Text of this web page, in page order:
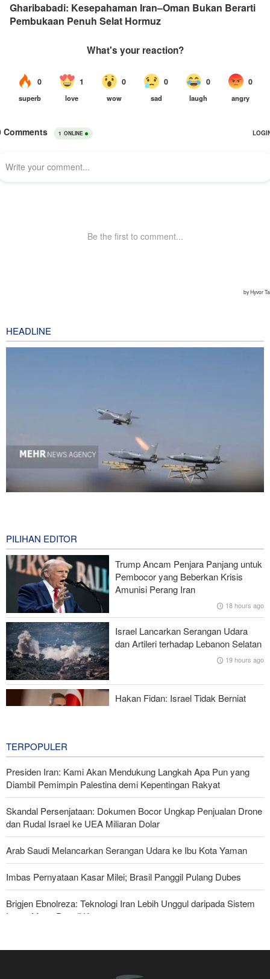
Gharibabadi: Kesepahaman Iran–Oman Bukan Berarti
Pembukaan Penuh Selat Hormuz
HEADLINE
Brigjen Akrami Nia: Artesh dalam Kondisi Siaga Penuh
Foreign Policy: Riyadh Terjepit di Antara Iran dan Ansarullah,
Kebijakan Ini Gagal
Brigjen Ebnolreza: Teknologi Iran Lebih Unggul daripada Sistem
Impor Mana Pun di Kawasan
Mengapa AS Nyaris Kehabisan Senjata dalam perang melawan
Iran?
PILIHAN EDITOR
Trump Ancam Penjara Panjang untuk
Pembocor yang Beberkan Krisis
Amunisi Perang Iran
18 hours ago
Israel Lancarkan Serangan Udara
dan Artileri terhadap Lebanon Selatan
19 hours ago
Hakan Fidan: Israel Tidak Berniat
TERPOPULER
Presiden Iran: Kami Akan Mendukung Langkah Apa Pun yang
Diambil Pemimpin Palestina demi Kepentingan Rakyat
Skandal Persenjataan: Dokumen Bocor Ungkap Penjualan Drone
dan Rudal Israel ke UEA Miliaran Dolar
Arab Saudi Melancarkan Serangan Udara ke Ibu Kota Yaman
Imbas Pernyataan Kasar Milei; Brasil Panggil Pulang Dubes
Brigjen Ebnolreza: Teknologi Iran Lebih Unggul daripada Sistem
Impor Mana Pun di Kawasan